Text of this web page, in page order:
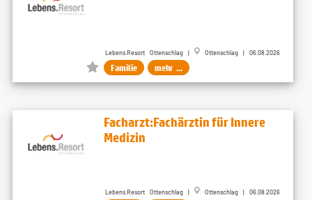
Lebens.Resort Ottenschlag | Ottenschlag | 06.08.2026
Familie mehr ...
Facharzt:Fachärztin für Innere
Medizin
Lebens.Resort Ottenschlag | Ottenschlag | 06.08.2026